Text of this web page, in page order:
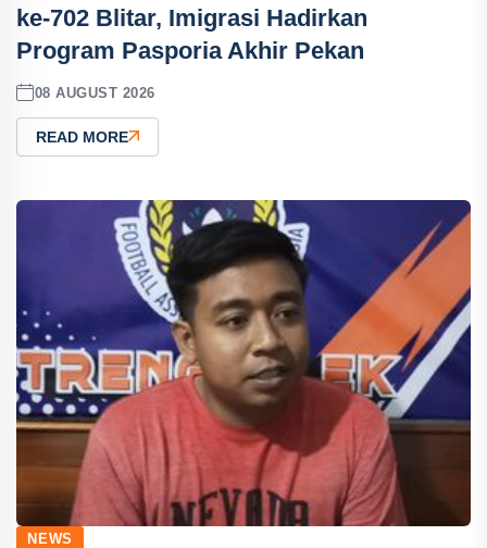
ke-702 Blitar, Imigrasi Hadirkan
Program Pasporia Akhir Pekan
08 AUGUST 2026
READ MORE
NEWS